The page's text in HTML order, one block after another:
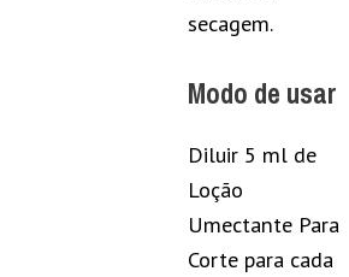
secagem.
Modo de usar
Diluir 5 ml de
Loção
Umectante Para
Corte para cada